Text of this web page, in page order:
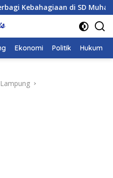
di SD Muhammadiyah
Ekonomi Politik Hukum